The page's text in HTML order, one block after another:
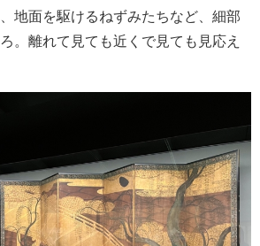
地面を駆けるねずみたちなど、細部
。離れて見ても近くで見ても見応え